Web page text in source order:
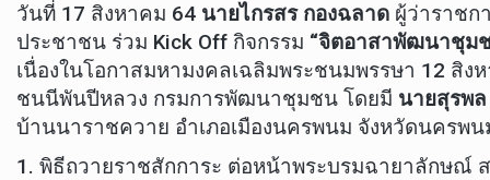
วันที่ 17 สิงหาคม 64 นายไกรสร กองฉลาด ผู้ว่าราชก
ประชาชน ร่วม Kick Off กิจกรรม “จิตอาสาพัฒนาชุม
เนื่องในโอกาสมหามงคลเฉลิมพระชนมพรรษา 12 สิง
ชนนีพันปีหลวง กรมการพัฒนาชุมชน โดยมี นายสุรพ
บ้านนาราชควาย อำเภอเมืองนครพนม จังหวัดนครพ
1. พิธีถวายราชสักการะ ต่อหน้าพระบรมฉายาลักษณ์